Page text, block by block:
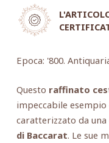
Epoca: '800.
Questo raffinato
impeccabile
caratterizzato da una
di Baccarat. Le sue